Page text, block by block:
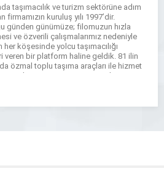
taşımacılık ve turizm sektörüne adım
firmamızın kuruluş yılı 1997’dir.
günden günümüze; filomuzun hızla
ve özverili çalışmalarımız nedeniyle
her köşesinde yolcu taşımacılığı
veren bir platform haline geldik. 81 ilin
özmal toplu taşıma araçları ile hizmet
her geçen gün yeni projeleri ve yeni